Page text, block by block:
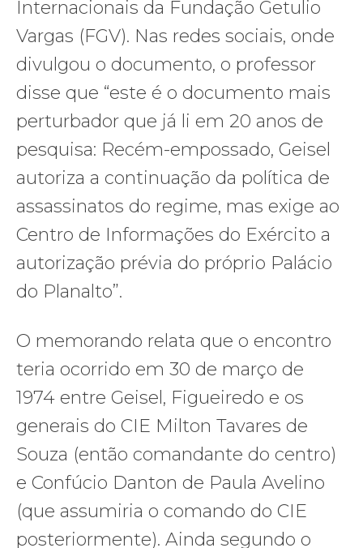
Internacionais da Fundação Getulio
Vargas (FGV). Nas redes sociais, onde
divulgou o documento, o professor
disse que “este é o documento mais
perturbador que já li em 20 anos de
pesquisa: Recém-empossado, Geisel
autoriza a continuação da política de
assassinatos do regime, mas exige ao
Centro de Informações do Exército a
autorização prévia do próprio Palácio
do Planalto”.
O memorando relata que o encontro
teria ocorrido em 30 de março de
1974 entre Geisel, Figueiredo e os
generais do CIE Milton Tavares de
Souza (então comandante do centro)
e Confúcio Danton de Paula Avelino
(que assumiria o comando do CIE
posteriormente). Ainda segundo o